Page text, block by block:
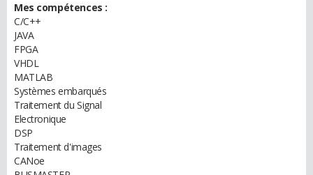
Mes compétences :
C/C++
JAVA
FPGA
VHDL
MATLAB
Systèmes embarqués
Traitement du Signal
Electronique
DSP
Traitement d'images
CANoe